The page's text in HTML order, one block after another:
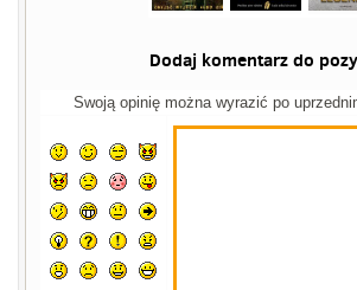
Dodaj komentarz do
Swoją opinię można wyrazić po